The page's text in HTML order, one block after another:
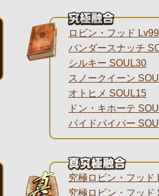
ロビン・フッド Lv99
バンダースナッチ
シルキー SOUL30
スノークイーン
オトヒメ SOUL15
ドン・キホーテ
パイドパイパー
究極ロビン・フッド
究極ロビン・フッド